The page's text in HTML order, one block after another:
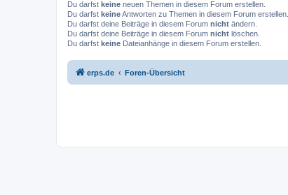
Du darfst keine neuen Themen in diesem Forum erstellen.
Du darfst keineAntworten zu Themen in diesem Forum erstellen.
Du darfst deine Beiträge in diesem Forum nicht ändern.
Du darfst deine Beiträge in diesem Forum nicht löschen.
Du darfst keine Dateianhänge in diesem Forum erstellen.
erps.de Foren-Übersicht